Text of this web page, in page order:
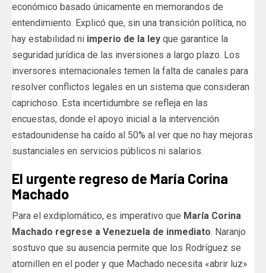
económico basado únicamente en memorandos de
entendimiento. Explicó que, sin una transición política, no
hay estabilidad ni imperio de la ley que garantice la
seguridad jurídica de las inversiones a largo plazo. Los
inversores internacionales temen la falta de canales para
resolver conflictos legales en un sistema que consideran
caprichoso. Esta incertidumbre se refleja en las
encuestas, donde el apoyo inicial a la intervención
estadounidense ha caído al 50% al ver que no hay mejoras
sustanciales en servicios públicos ni salarios.
El urgente regreso de María Corina
Machado
Para el exdiplomático, es imperativo que María Corina
Machado regrese a Venezuela de inmediato. Naranjo
sostuvo que su ausencia permite que los Rodríguez se
atornillen en el poder y que Machado necesita «abrir luz»